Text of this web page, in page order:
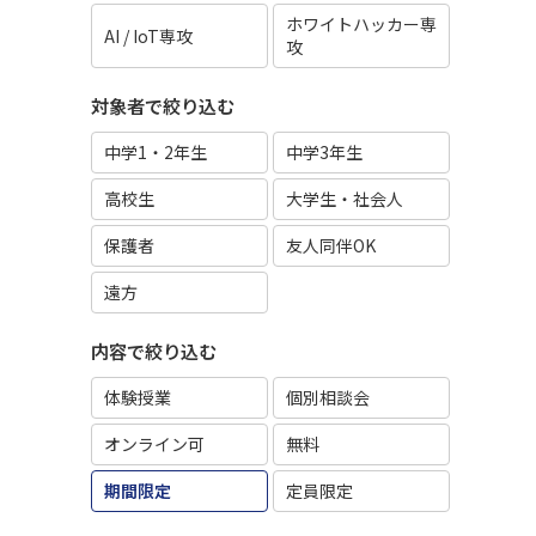
AI / IoT専攻
ホワイトハッカー専
攻
対象者で絞り込む
中学1・2年生
中学3年生
高校生
大学生・社会人
保護者
友人同伴OK
遠方
内容で絞り込む
体験授業
個別相談会
オンライン可
無料
期間限定
定員限定